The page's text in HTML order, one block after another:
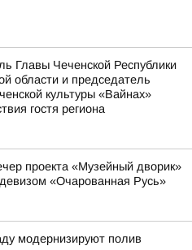
Главы Чеченской Республики
области и председатель
культуры «Вайнах»
гостя региона
проекта «Музейный дворик»
«Очарованная Русь»
модернизируют полив